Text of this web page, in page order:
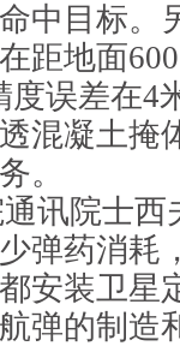
中目标。
距地面
误差在4
混凝土掩
。
讯院士西
弹药消耗
安装卫星
弹的制造